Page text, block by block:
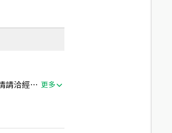
1個其他，詳情請洽經紀人員 更多